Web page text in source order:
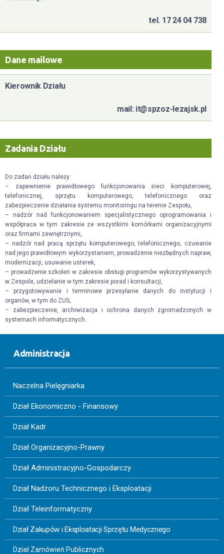
tel. 17 24 04 738
Dane mailowe
Kierownik Działu
mail: it@spzoz-lezajsk.pl
Zadania Działu
Do zadań działu należy:
– zapewnienie prawidłowego funkcjonowania sieci komputerowej,
telefonicznej, sprzętu komputerowego, telefonicznego oraz
zabezpieczenie działania systemu monitoringu na terenie Zespołu,
– nadzór nad funkcjonowaniem specjalistycznego oprogramowania i
współpraca w tym zakresie ze wszystkimi komórkami organizacyjnymi
oraz firmami zewnętrznymi,
– nadzór nad pracą sprzętu komputerowego, telefonicznego, czuwanie
nad jego prawidłowym wykorzystaniem, prowadzenie niezbędnych napraw,
modernizacji, usuwanie usterek,
– prowadzenie szkoleń w zakresie obsługi programów wykorzystywanych
w Zespole, udzielanie w tym zakresie porad i konsultacji,
– przygotowywanie i terminowe przesyłanie danych do instytucji i
organów, w tym do ZUS,
– zabezpieczenie, archiwizacja i ochrona danych zgromadzonych w
systemach informatycznych.
Administracja
Naczelna Pielęgniarka
Dział Ekonomiczno - Finansowy
Dział Kadr
Dział Organizacyjno-Prawny
Dział Administracyjno-Gospodarczy
Dział Nadzoru Technicznego i Eksploatacji
Dział Teleinformatyczny
Dział Zakupów i Eksploatacji Sprzętu Medycznego
Dział Zamówień Publicznych